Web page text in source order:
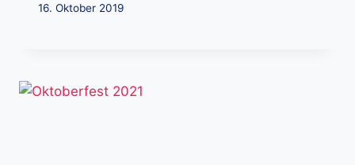
16. Oktober 2019